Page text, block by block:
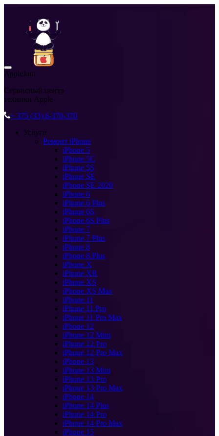
AppleJam
Сервисный центр
техники Apple
+ 375 (33) 6-370-370
Услуги
Ремонт iPhone
iPhone 5
iPhone 5C
iPhone 5S
iPhone SE
iPhone SE 2020
iPhone 6
iPhone 6 Plus
iPhone 6S
iPhone 6S Plus
iPhone 7
iPhone 7 Plus
iPhone 8
iPhone 8 Plus
iPhone X
iPhone XR
iPhone XS
iPhone XS Max
iPhone 11
iPhone 11 Pro
iPhone 11 Pro Max
iPhone 12
iPhone 12 Mini
iPhone 12 Pro
iPhone 12 Pro Max
iPhone 13
iPhone 13 Mini
iPhone 13 Pro
iPhone 13 Pro Max
iPhone 14
iPhone 14 Plus
iPhone 14 Pro
iPhone 14 Pro Max
iPhone 15